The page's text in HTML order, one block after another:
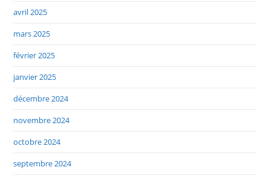
avril 2025
mars 2025
février 2025
janvier 2025
décembre 2024
novembre 2024
octobre 2024
septembre 2024